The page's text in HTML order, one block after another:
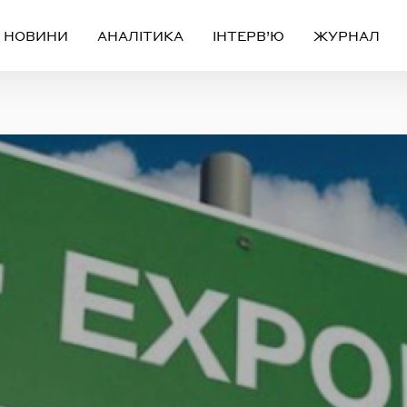
НОВИНИ АНАЛІТИКА ІНТЕРВ’Ю ЖУРНАЛ
Вхід
ЧЕРЕЗ СОЦІАЛЬНІ МЕРЕЖІ
FACEBOOK GOOGLE
АБО